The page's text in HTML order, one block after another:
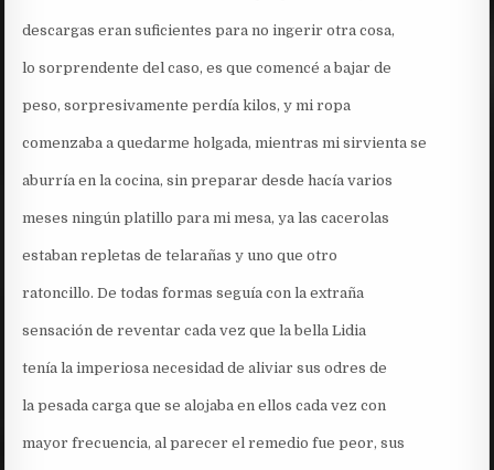
descargas eran suficientes para no ingerir otra cosa,
lo sorprendente del caso, es que comencé a bajar de
peso, sorpresivamente perdía kilos, y mi ropa
comenzaba a quedarme holgada, mientras mi sirvienta se
aburría en la cocina, sin preparar desde hacía varios
meses ningún platillo para mi mesa, ya las cacerolas
estaban repletas de telarañas y uno que otro
ratoncillo. De todas formas seguía con la extraña
sensación de reventar cada vez que la bella Lidia
tenía la imperiosa necesidad de aliviar sus odres de
la pesada carga que se alojaba en ellos cada vez con
mayor frecuencia, al parecer el remedio fue peor, sus